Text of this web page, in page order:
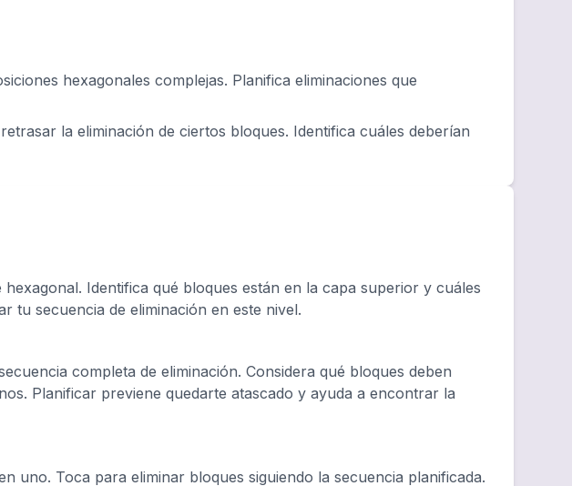
hexagonales complejas. Planifica eliminaciones que
la eliminación de ciertos bloques. Identifica cuáles deberían
Identifica qué bloques están en la capa superior y cuáles
tu secuencia de eliminación en este nivel.
completa de eliminación. Considera qué bloques deben
Planificar previene quedarte atascado y ayuda a encontrar la
uno. Toca para eliminar bloques siguiendo la secuencia planificada.